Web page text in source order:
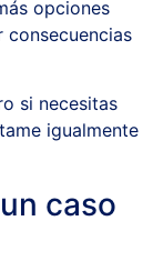
opciones
si necesitas
igualmente
caso